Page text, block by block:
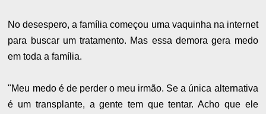
No desespero, a família começou uma vaquinha na internet
para buscar um tratamento. Mas essa demora gera medo
em toda a família.
"Meu medo é de perder o meu irmão. Se a única alternativa
é um transplante, a gente tem que tentar. Acho que ele